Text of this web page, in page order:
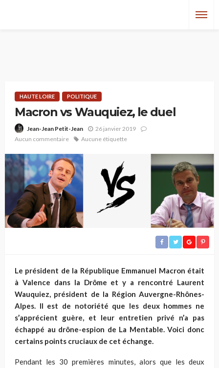
HAUTE LOIRE POLITIQUE
Macron vs Wauquiez, le duel
Jean-Jean Petit-Jean
26 janvier 2019
Aucun commentaire
Aucune étiquette
Le président de la République Emmanuel Macron était
à Valence dans la Drôme et y a rencontré Laurent
Wauquiez, président de la Région Auvergne-Rhônes-
Alpes. Il est de notoriété que les deux hommes ne
s’apprécient guère, et leur entretien privé n’a pas
échappé au drône-espion de La Mentable. Voici donc
certains points cruciaux de cet échange.
Pendant les 30 premières minutes, alors que les deux